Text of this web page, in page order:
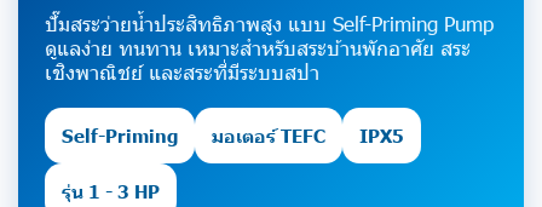
ปั๊มสระว่ายน้ำประสิทธิภาพสูง แบบ Self-Priming Pump
ดูแลง่าย ทนทาน เหมาะสำหรับสระบ้านพักอาศัย สระ
เชิงพาณิชย์ และสระที่มีระบบสปา
Self-Priming มอเตอร์ TEFC IPX5
รุ่น 1 - 3 HP